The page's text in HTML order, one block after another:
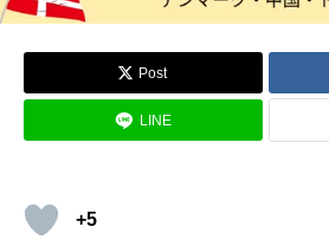
Post
LINE
+5